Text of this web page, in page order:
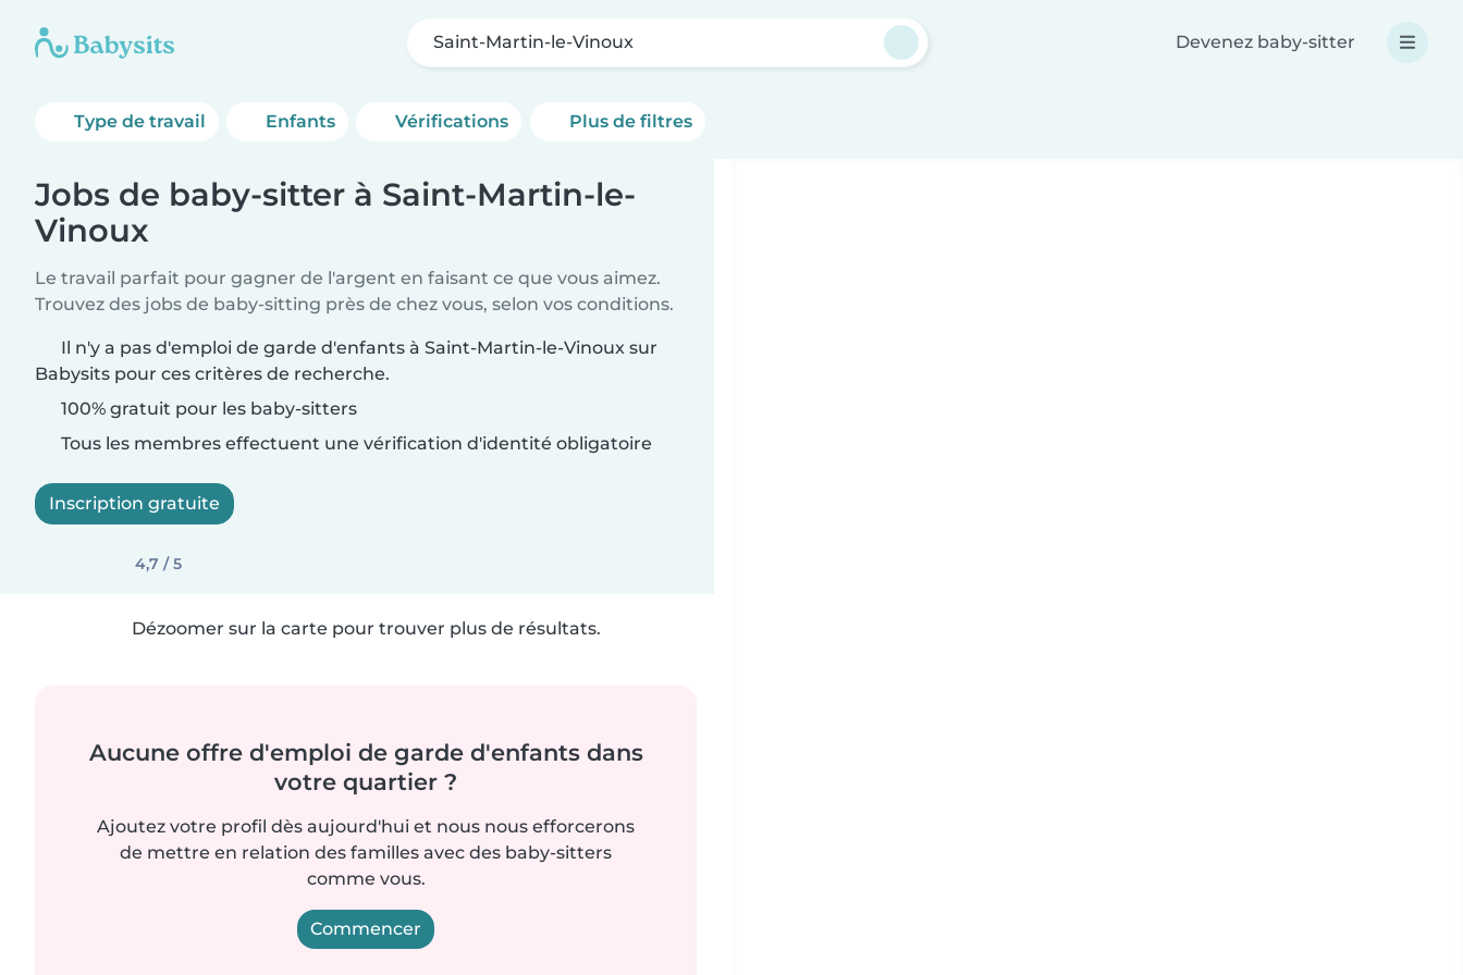
Saint-Martin-le-Vinoux Devenez baby-sitter
Type de travail Enfants Vérifications Plus de filtres
Jobs de baby-sitter à Saint-Martin-le-
Vinoux
Le travail parfait pour gagner de l'argent en faisant ce que vous aimez.
Trouvez des jobs de baby-sitting près de chez vous, selon vos conditions.
Il n'y a pas d'emploi de garde d'enfants à Saint-Martin-le-Vinoux sur
Babysits pour ces critères de recherche.
100% gratuit pour les baby-sitters
Tous les membres effectuent une vérification d'identité obligatoire
Inscription gratuite
4,7 / 5
Dézoomer sur la carte pour trouver plus de résultats.
Aucune offre d'emploi de garde d'enfants dans
votre quartier ?
Ajoutez votre profil dès aujourd'hui et nous nous efforcerons
de mettre en relation des familles avec des baby-sitters
comme vous.
Commencer